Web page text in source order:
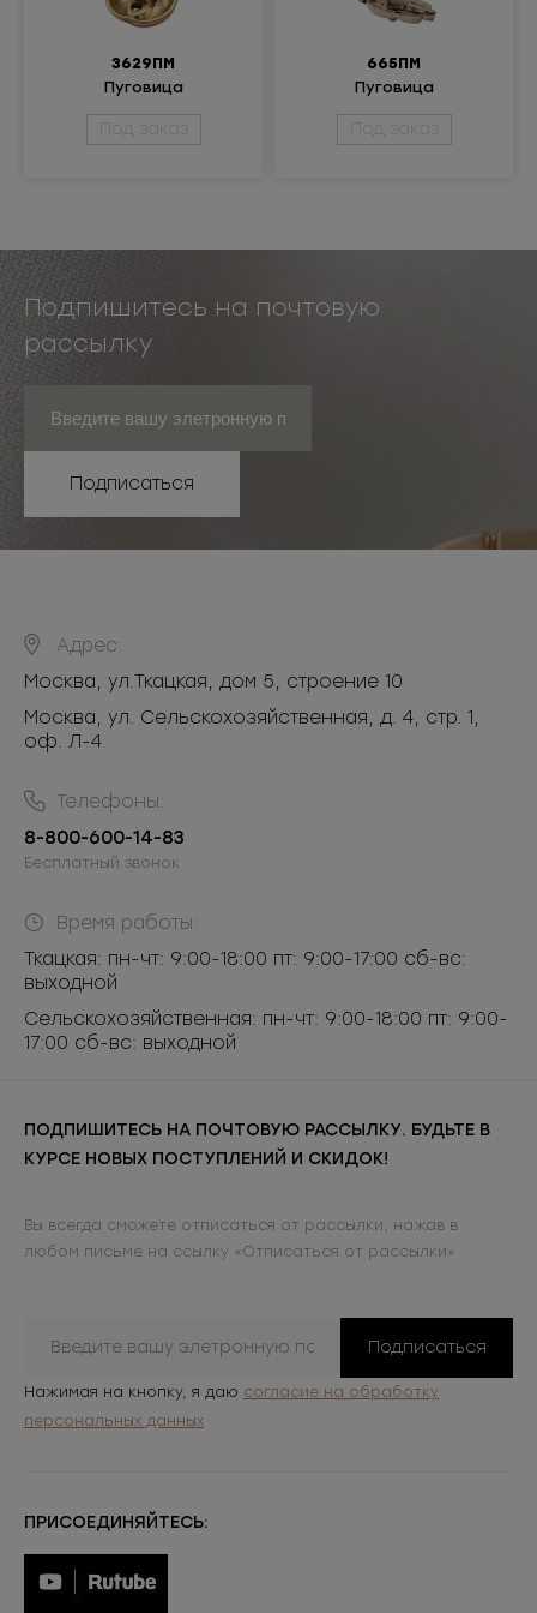
3629ПМ
Пуговица
металлическая
Под заказ
665ПМ
Пуговица
металлическая
Под заказ
Подпишитесь на почтовую
рассылку
Подписаться
Адрес:
Москва, ул.Ткацкая, дом 5, строение 10
Москва, ул. Сельскохозяйственная, д. 4, стр. 1,
оф. Л-4
Телефоны:
8-800-600-14-83
Бесплатный звонок
Время работы:
Ткацкая: пн-чт: 9:00-18:00 пт: 9:00-17:00 сб-вс:
выходной
Сельскохозяйственная: пн-чт: 9:00-18:00 пт: 9:00-
17:00 сб-вс: выходной
ПОДПИШИТЕСЬ НА ПОЧТОВУЮ РАССЫЛКУ. БУДЬТЕ В
КУРСЕ НОВЫХ ПОСТУПЛЕНИЙ И СКИДОК!
Вы всегда сможете отписаться от рассылки, нажав в
любом письме на ссылку «Отписаться от рассылки»
Подписаться
Нажимая на кнопку, я даю согласие на обработку
персональных данных
ПРИСОЕДИНЯЙТЕСЬ: